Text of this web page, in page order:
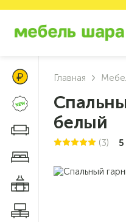
Цены Клуба Своих
Новинки
Диваны и кресла
Главная
белый
(3) 5